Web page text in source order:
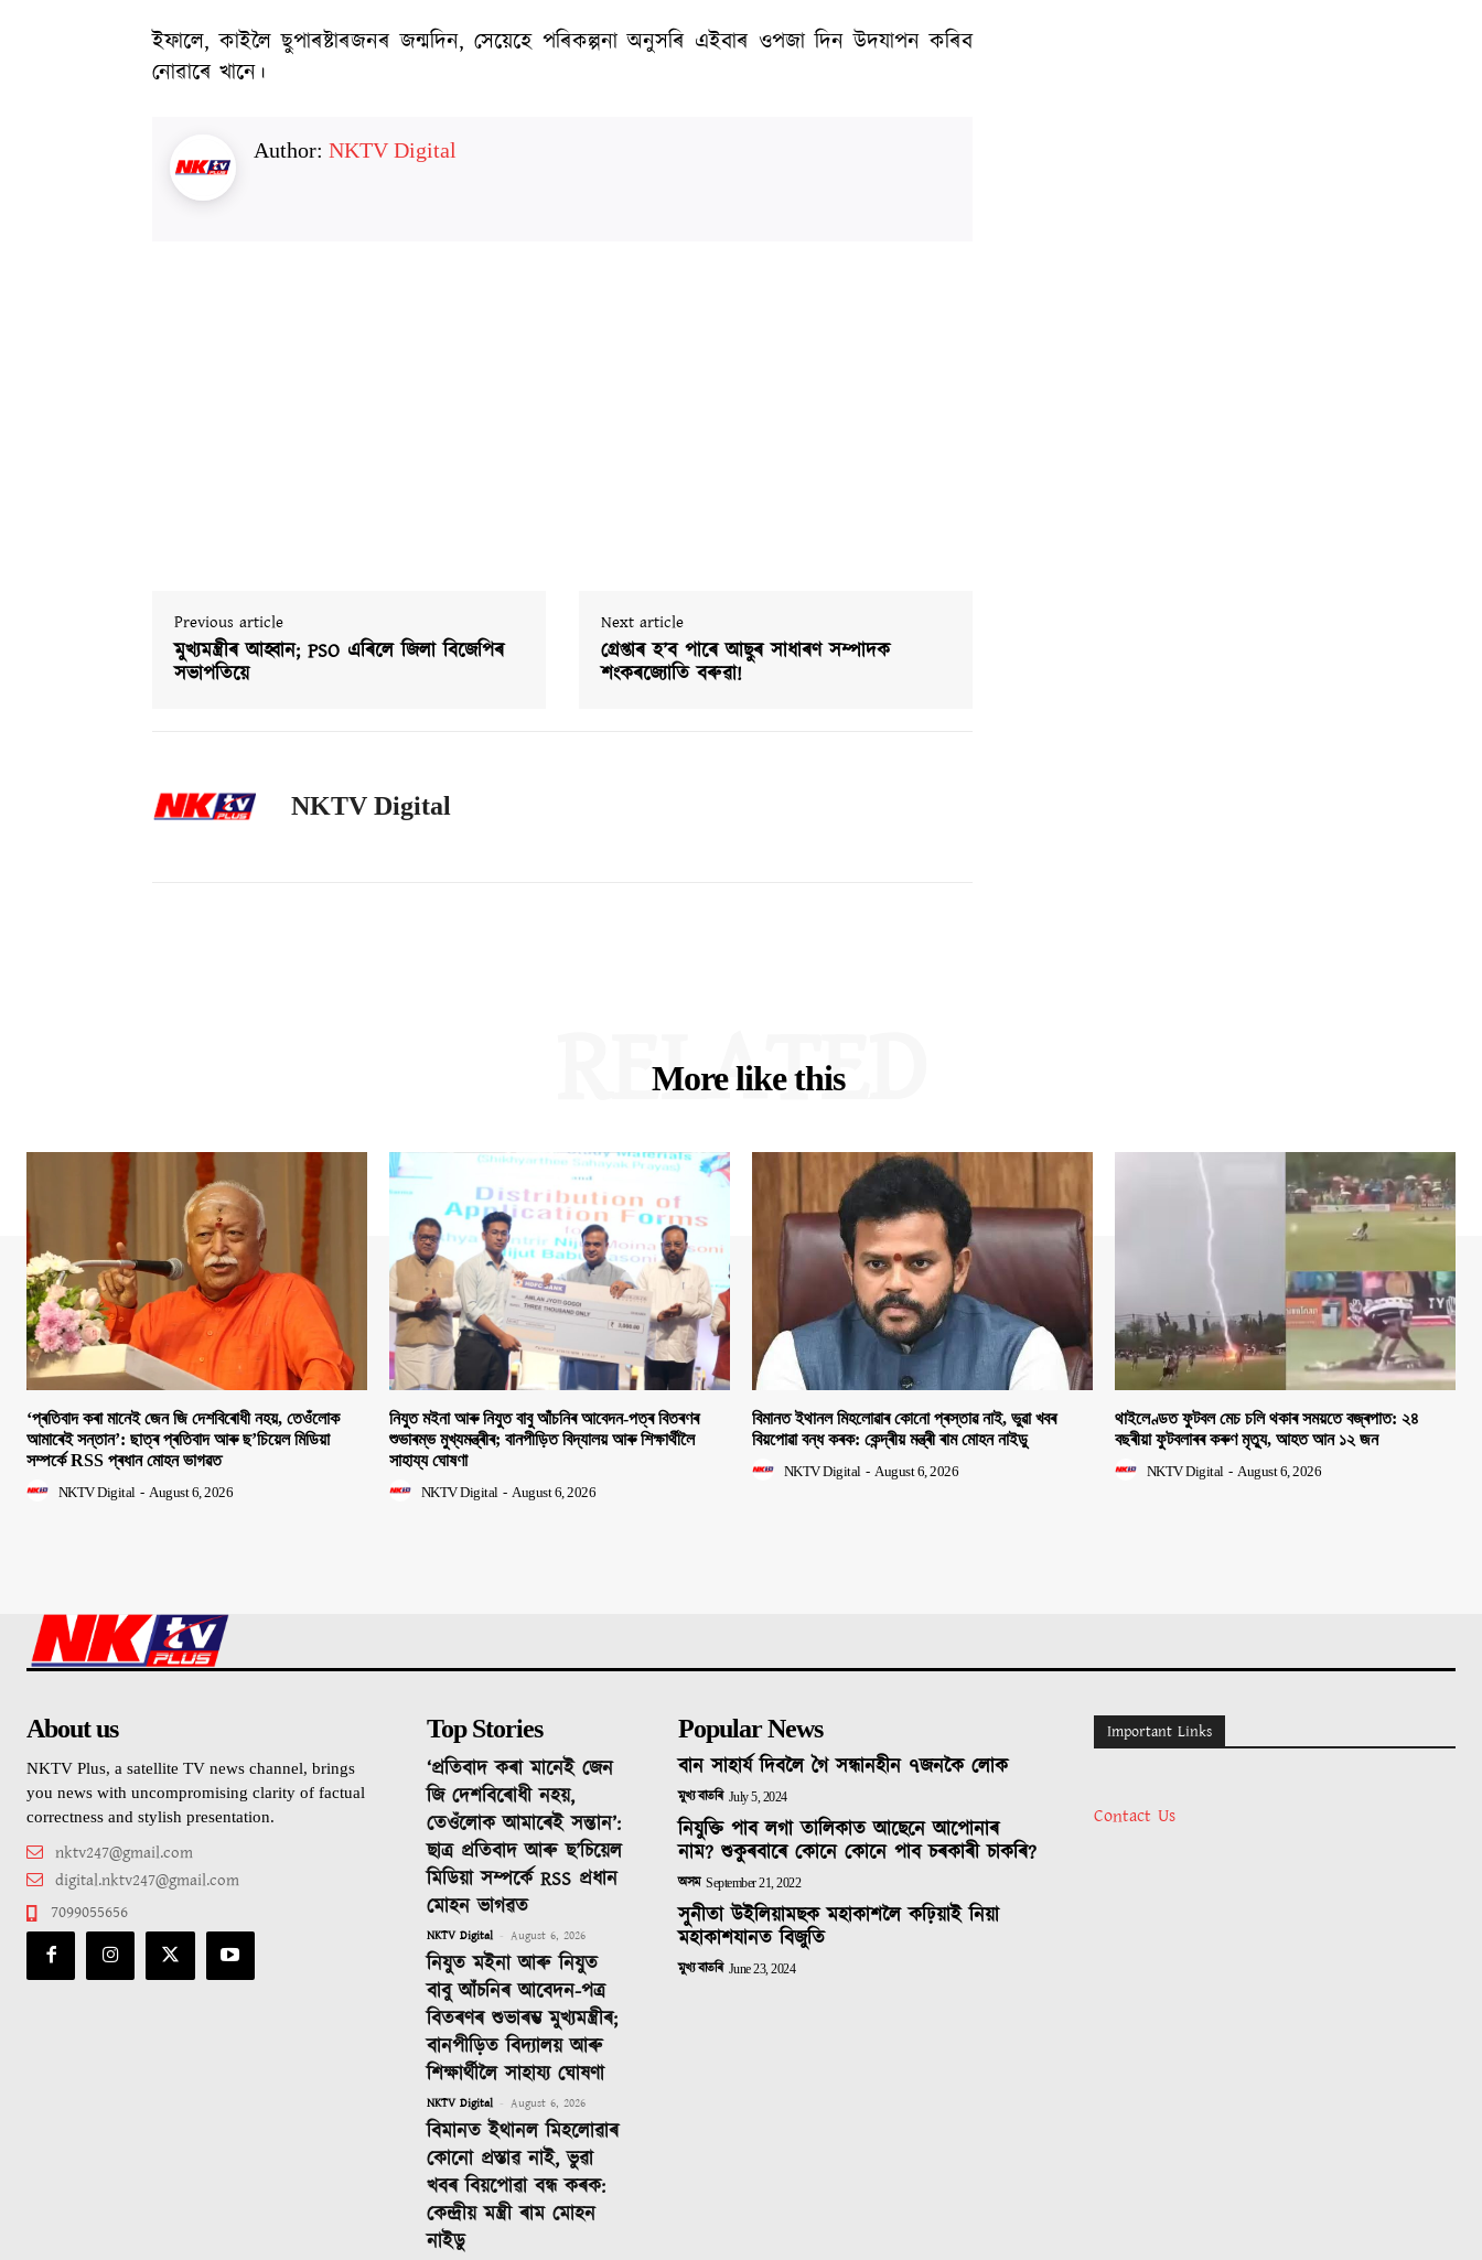
ইফালে, কাইলৈ ছুপাৰষ্টাৰজনৰ জন্মদিন, সেয়েহে পৰিকল্পনা অনুসৰি এইবাৰ ওপজা দিন উদযাপন কৰিব
নোৱাৰে খানে।
Author: NKTV Digital
Previous article
মুখ্যমন্ত্ৰীৰ আহ্বান; PSO এৰিলে জিলা বিজেপিৰ
সভাপতিয়ে
Next article
গ্ৰেপ্তাৰ হ’ব পাৰে আছুৰ সাধাৰণ সম্পাদক
শংকৰজ্যোতি বৰুৱা!
NKTV Digital
More like this
RELATED
‘প্ৰতিবাদ কৰা মানেই জেন জি দেশবিৰোধী নহয়, তেওঁলোক
আমাৰেই সন্তান’: ছাত্ৰ প্ৰতিবাদ আৰু ছ’চিয়েল মিডিয়া
সম্পৰ্কে RSS প্ৰধান মোহন ভাগৱত
NKTV Digital - August 6, 2026
নিযুত মইনা আৰু নিযুত বাবু আঁচনিৰ আবেদন-পত্ৰ বিতৰণৰ
শুভাৰম্ভ মুখ্যমন্ত্ৰীৰ; বানপীড়িত বিদ্যালয় আৰু শিক্ষাৰ্থীলৈ
সাহায্য ঘোষণা
NKTV Digital - August 6, 2026
বিমানত ইথানল মিহলোৱাৰ কোনো প্ৰস্তাৱ নাই, ভুৱা খবৰ
বিয়পোৱা বন্ধ কৰক: কেন্দ্ৰীয় মন্ত্ৰী ৰাম মোহন নাইডু
NKTV Digital - August 6, 2026
থাইলেণ্ডত ফুটবল মেচ চলি থকাৰ সময়তে বজ্ৰপাত: ২৪
বছৰীয়া ফুটবলাৰৰ কৰুণ মৃত্যু, আহত আন ১২ জন
NKTV Digital - August 6, 2026
About us
NKTV Plus, a satellite TV news channel, brings
you news with uncompromising clarity of factual
correctness and stylish presentation.
nktv247@gmail.com
digital.nktv247@gmail.com
7099055656
Top Stories
‘প্ৰতিবাদ কৰা মানেই জেন
জি দেশবিৰোধী নহয়,
তেওঁলোক আমাৰেই সন্তান’:
ছাত্ৰ প্ৰতিবাদ আৰু ছ’চিয়েল
মিডিয়া সম্পৰ্কে RSS প্ৰধান
মোহন ভাগৱত
NKTV Digital - August 6, 2026
নিযুত মইনা আৰু নিযুত
বাবু আঁচনিৰ আবেদন-পত্ৰ
বিতৰণৰ শুভাৰম্ভ মুখ্যমন্ত্ৰীৰ;
বানপীড়িত বিদ্যালয় আৰু
শিক্ষাৰ্থীলৈ সাহায্য ঘোষণা
NKTV Digital - August 6, 2026
বিমানত ইথানল মিহলোৱাৰ
কোনো প্ৰস্তাৱ নাই, ভুৱা
খবৰ বিয়পোৱা বন্ধ কৰক:
কেন্দ্ৰীয় মন্ত্ৰী ৰাম মোহন
নাইডু
Popular News
বান সাহাৰ্য দিবলৈ গৈ সন্ধানহীন ৭জনকৈ লোক
মুখ্য বাতৰি July 5, 2024
নিযুক্তি পাব লগা তালিকাত আছেনে আপোনাৰ
নাম? শুকুৰবাৰে কোনে কোনে পাব চৰকাৰী চাকৰি?
অসম September 21, 2022
সুনীতা উইলিয়ামছক মহাকাশলৈ কঢ়িয়াই নিয়া
মহাকাশযানত বিজুতি
মুখ্য বাতৰি June 23, 2024
Important Links
Contact Us